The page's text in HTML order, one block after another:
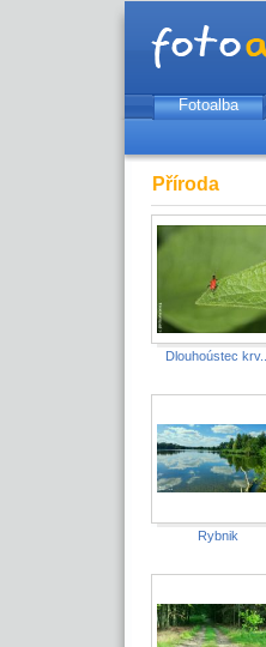
Fotoalba
Příroda
Dlouhoústec krv...
Rybnik